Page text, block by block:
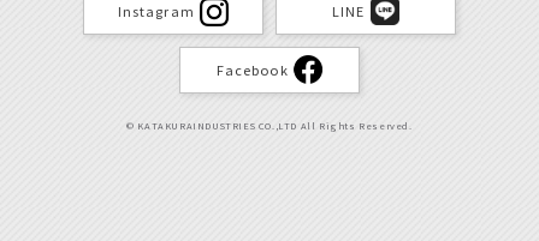
Instagram LINE
Facebook
© KATAKURAINDUSTRIES CO.,LTD All Rights Reserved.